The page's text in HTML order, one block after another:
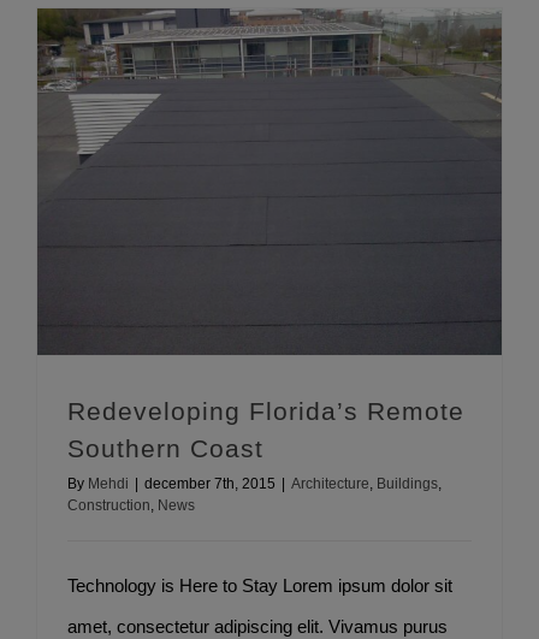
Redeveloping Florida’s Remote
Southern Coast
By Mehdi december 7th, 2015 Architecture, Buildings,
Construction, News
Technology is Here to Stay Lorem ipsum dolor sit
amet, consectetur adipiscing elit. Vivamus purus